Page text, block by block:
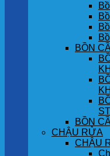
Chưa có sản
BỒN
BỒN
CHẬU RỬA
CHẬU